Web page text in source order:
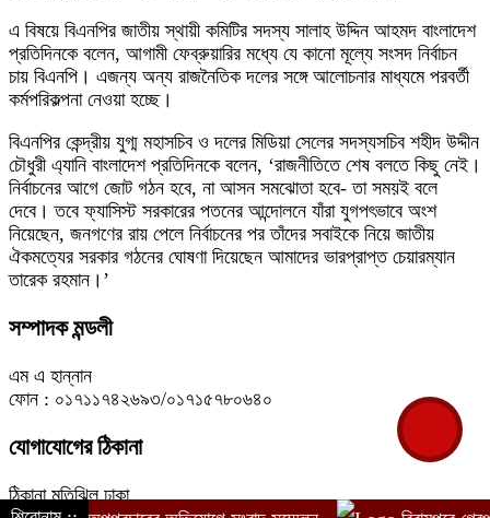
এ বিষয়ে বিএনপির জাতীয় স্থায়ী কমিটির সদস্য সালাহ উদ্দিন আহমদ বাংলাদেশ
প্রতিদিনকে বলেন, আগামী ফেব্রুয়ারির মধ্যে যে কানো মূল্যে সংসদ নির্বাচন
চায় বিএনপি। এজন্য অন্য রাজনৈতিক দলের সঙ্গে আলোচনার মাধ্যমে পরবর্তী
কর্মপরিকল্পনা নেওয়া হচ্ছে।
বিএনপির কেন্দ্রীয় যুগ্ম মহাসচিব ও দলের মিডিয়া সেলের সদস্যসচিব শহীদ উদ্দীন
চৌধুরী এ্যানি বাংলাদেশ প্রতিদিনকে বলেন, ‘রাজনীতিতে শেষ বলতে কিছু নেই।
নির্বাচনের আগে জোট গঠন হবে, না আসন সমঝোতা হবে- তা সময়ই বলে
দেবে। তবে ফ্যাসিস্ট সরকারের পতনের আন্দোলনে যাঁরা যুগপৎভাবে অংশ
নিয়েছেন, জনগণের রায় পেলে নির্বাচনের পর তাঁদের সবাইকে নিয়ে জাতীয়
ঐকমত্যের সরকার গঠনের ঘোষণা দিয়েছেন আমাদের ভারপ্রাপ্ত চেয়ারম্যান
তারেক রহমান।’
সম্পাদক মন্ডলী
এম এ হান্নান
ফোন : ০১৭১১৭৪২৬৯৩/০১৭১৫৭৮০৬৪০
যোগাযোগের ঠিকানা
ঠিকানা,মতিঝিল,ঢাকা